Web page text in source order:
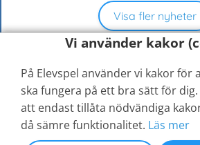
Visa fler nyheter
© 2026Elevspel AB Hjälpcenter
Vi använder kakor
På Elevspel använder vi kakor för
ska fungera på ett bra sätt för dig.
att endast tillåta nödvändiga
då sämre funktionalitet. Läs mer